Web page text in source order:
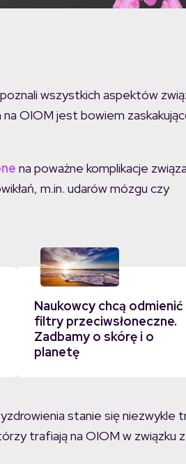
wszystkich aspektów
OIOM jest bowiem
na poważne komplikacje
m.in. udarów mózgu czy
Naukowcy chcą odmienić
filtry przeciwsłoneczne.
Zadbamy o skórę i o
planetę
stanie się niezwykle
trafiają na OIOM w związku z